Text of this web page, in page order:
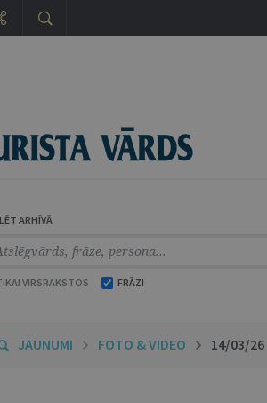
ARHĪVĀ
VIRSRAKSTOS FRĀZI
JAUNUMI FOTO & VIDEO 14/03/